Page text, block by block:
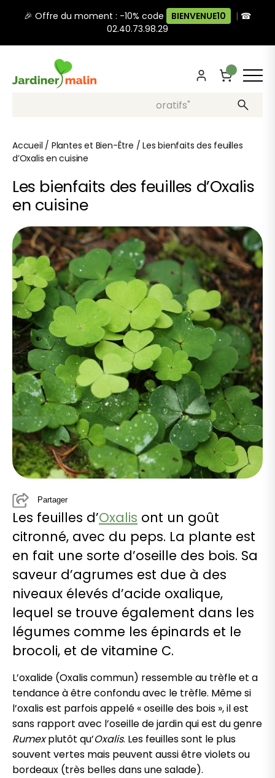
🎉 Offre du moment : -10% code BIENVENUE10 | ☎
02.40.73.98.29
Recherche, ex: "pots décoratifs"
Accueil / Plantes et Bien-Être /Les bienfaits des feuilles
d’Oxalis en cuisine
Les bienfaits des feuilles d’Oxalis
en cuisine
Partager
Les feuilles d’Oxalis ont un goût
citronné, avec du peps. La plante est
en fait une sorte d’oseille des bois. Sa
saveur d’agrumes est due à des
niveaux élevés d’acide oxalique,
lequel se trouve également dans les
légumes comme les épinards et le
brocoli, et de vitamine C.
L’oxalide (Oxalis commun) ressemble au trèfle et a
tendance à être confondu avec le trèfle. Même si
l’oxalis est parfois appelé « oseille des bois », il est
sans rapport avec l’oseille de jardin qui est du genre
Rumexplutôt qu’Oxalis. Les feuilles sont le plus
souvent vertes mais peuvent aussi être violets ou
bordeaux (très belles dans une salade).